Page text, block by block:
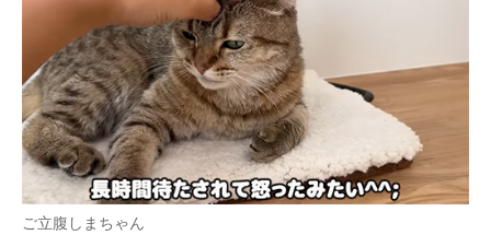
ご立腹しまちゃん